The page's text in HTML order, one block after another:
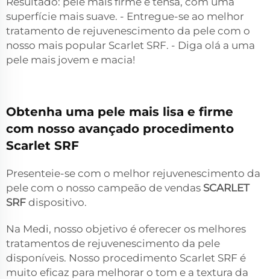
superfície mais suave. - Entregue-se ao melhor
tratamento de rejuvenescimento da pele com o
nosso mais popular Scarlet SRF. - Diga olá a uma
pele mais jovem e macia!
Obtenha uma pele mais lisa e firme
com nosso avançado procedimento
Scarlet SRF
Presenteie-se com o melhor rejuvenescimento da
pele com o nosso campeão de vendas SCARLET
SRF dispositivo.
Na Medi, nosso objetivo é oferecer os melhores
tratamentos de rejuvenescimento da pele
disponíveis. Nosso procedimento Scarlet SRF é
muito eficaz para melhorar o tom e a textura da